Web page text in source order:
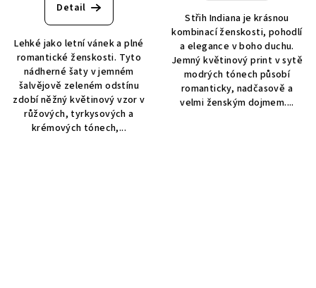
Detail
Lehké jako letní vánek a plné
romantické ženskosti. Tyto
nádherné šaty v jemném
šalvějově zeleném odstínu
zdobí něžný květinový vzor v
růžových, tyrkysových a
krémových tónech,...
Střih Indiana je krásnou
kombinací ženskosti, pohodlí
a elegance v boho duchu.
Jemný květinový print v sytě
modrých tónech působí
romanticky, nadčasově a
velmi ženským dojmem....